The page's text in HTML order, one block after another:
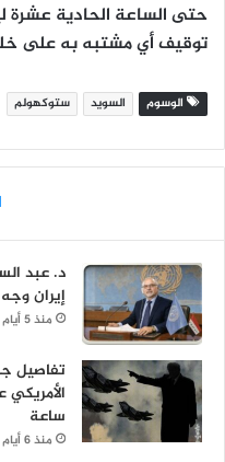
حتى الساعة الحادية عشرة
توقيف أي مشتبه به على
الوسوم السويد ستوكهولم
د. عبد
إيران
منذ 5 أيام
تفاصيل
ساعة
منذ 6 أيام